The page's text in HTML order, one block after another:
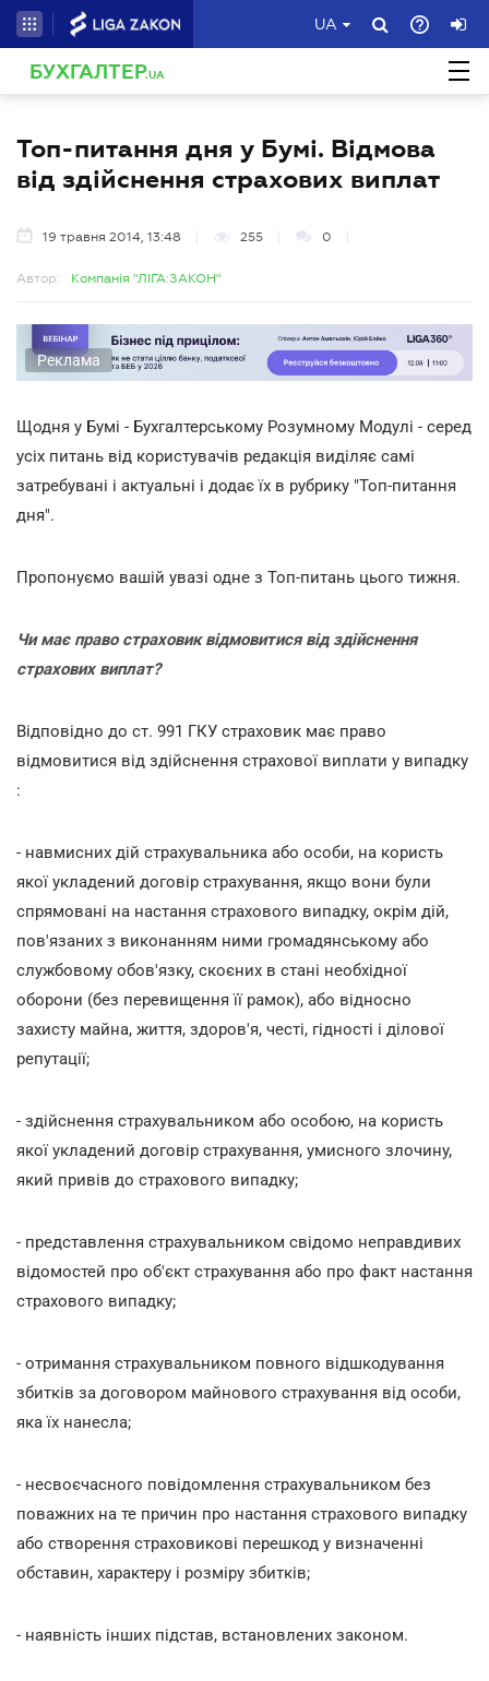
UA
БУХГАЛТЕР.UA
Топ-питання дня у Бумі. Відмова
від здійснення страхових виплат
19 травня 2014, 13:48 255 0
Автор: Компанія "ЛІГА:ЗАКОН"
Реклама
Щодня у Бумі - Бухгалтерському Розумному Модулі - серед
усіх питань від користувачів редакція виділяє самі
затребувані і актуальні і додає їх в рубрику "Топ-питання
дня".
Пропонуємо вашій увазі одне з Топ-питань цього тижня.
Чи має право страховик відмовитися від здійснення
страхових виплат?
Відповідно до ст. 991 ГКУ страховик має право
відмовитися від здійснення страхової виплати у випадку
:
- навмисних дій страхувальника або особи, на користь
якої укладений договір страхування, якщо вони були
спрямовані на настання страхового випадку, окрім дій,
пов'язаних з виконанням ними громадянському або
службовому обов'язку, скоєних в стані необхідної
оборони (без перевищення її рамок), або відносно
захисту майна, життя, здоров'я, честі, гідності і ділової
репутації;
- здійснення страхувальником або особою, на користь
якої укладений договір страхування, умисного злочину,
який привів до страхового випадку;
- представлення страхувальником свідомо неправдивих
відомостей про об'єкт страхування або про факт настання
страхового випадку;
- отримання страхувальником повного відшкодування
збитків за договором майнового страхування від особи,
яка їх нанесла;
- несвоєчасного повідомлення страхувальником без
поважних на те причин про настання страхового випадку
або створення страховикові перешкод у визначенні
обставин, характеру і розміру збитків;
- наявність інших підстав, встановлених законом.